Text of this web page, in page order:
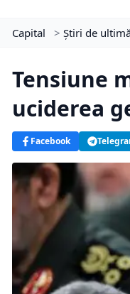
Capital > Știri de
Tensiune
uciderea
Facebook